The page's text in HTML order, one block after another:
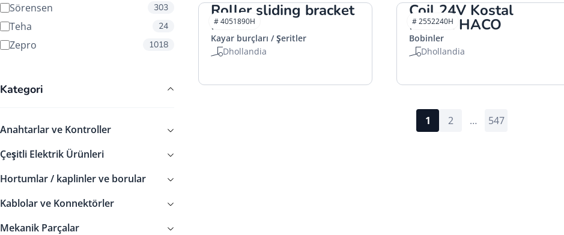
Sörensen 303
Teha 24
Zepro 1018
Kategori
Anahtarlar ve Kontroller
Çeşitli Elektrik Ürünleri
Hortumlar / kaplinler ve borular
Kablolar ve Konnektörler
Mekanik Parçalar
Roller sliding bracket
HACO
Kayar burçları / Şeritler
Dhollandia
# 4051890H
Coil 24V Kostal
M24x1 HACO
Bobinler
Dhollandia
# 2552240H
1 2 … 547